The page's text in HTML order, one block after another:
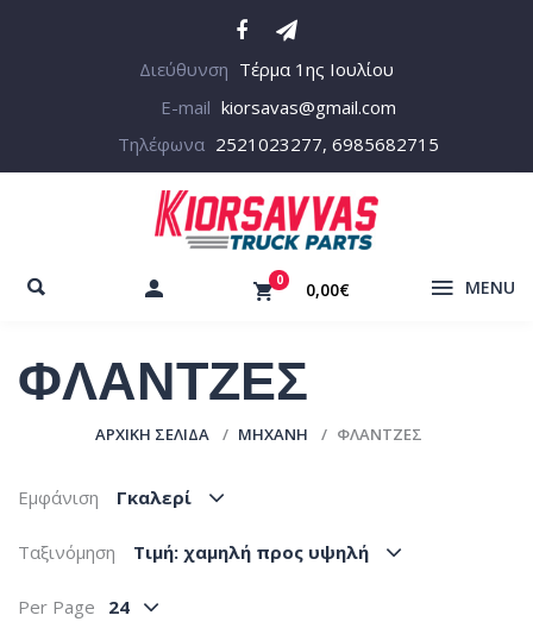
Διεύθυνση Τέρμα 1ης Ιουλίου
E-mail kiorsavas@gmail.com
Τηλέφωνα 2521023277, 6985682715
0 0,00€ MENU
ΦΛΑΝΤΖΕΣ
ΑΡΧΙΚΉ ΣΕΛΊΔΑ ΜΗΧΑΝΗ ΦΛΑΝΤΖΕΣ
Εμφάνιση Γκαλερί
Ταξινόμηση Tιμή: χαμηλή προς υψηλή
Per Page 24